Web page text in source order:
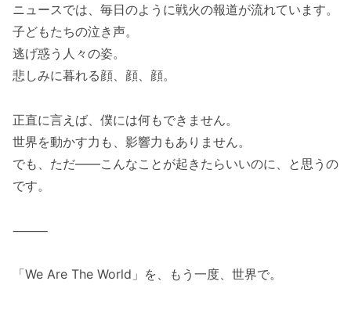
ニュースでは、毎日のように戦火の報道が流れています。
子どもたちの泣き声。
逃げ惑う人々の姿。
悲しみに暮れる顔、顔、顔。
正直に言えば、僕には何もできません。
世界を動かす力も、影響力もありません。
でも、ただ――こんなことが起きたらいいのに、と思うの
です。
⸻
「We Are The World」を、もう一度、世界で。